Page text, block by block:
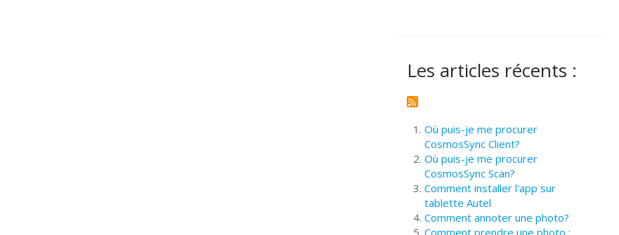
Les articles récents :
Où puis-je me procurer
CosmosSync Client?
Où puis-je me procurer
CosmosSync Scan?
Comment installer l'app sur
tablette Autel
Comment annoter une photo?
Comment prendre une photo :